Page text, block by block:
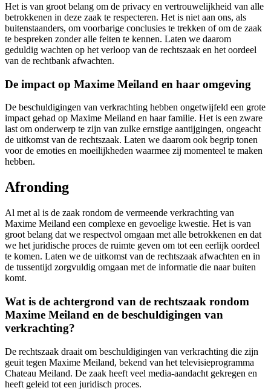
Het is van groot belang om de privacy en vertrouwelijkheid van alle
betrokkenen in deze zaak te respecteren. Het is niet aan ons, als
buitenstaanders, om voorbarige conclusies te trekken of om de zaak
te bespreken zonder alle feiten te kennen. Laten we daarom
geduldig wachten op het verloop van de rechtszaak en het oordeel
van de rechtbank afwachten.
De impact op Maxime Meiland en haar omgeving
De beschuldigingen van verkrachting hebben ongetwijfeld een grote
impact gehad op Maxime Meiland en haar familie. Het is een zware
last om onderwerp te zijn van zulke ernstige aantijgingen, ongeacht
de uitkomst van de rechtszaak. Laten we daarom ook begrip tonen
voor de emoties en moeilijkheden waarmee zij momenteel te maken
hebben.
Afronding
Al met al is de zaak rondom de vermeende verkrachting van
Maxime Meiland een complexe en gevoelige kwestie. Het is van
groot belang dat we respectvol omgaan met alle betrokkenen en dat
we het juridische proces de ruimte geven om tot een eerlijk oordeel
te komen. Laten we de uitkomst van de rechtszaak afwachten en in
de tussentijd zorgvuldig omgaan met de informatie die naar buiten
komt.
Wat is de achtergrond van de rechtszaak rondom
Maxime Meiland en de beschuldigingen van
verkrachting?
De rechtszaak draait om beschuldigingen van verkrachting die zijn
geuit tegen Maxime Meiland, bekend van het televisieprogramma
Chateau Meiland. De zaak heeft veel media-aandacht gekregen en
heeft geleid tot een juridisch proces.